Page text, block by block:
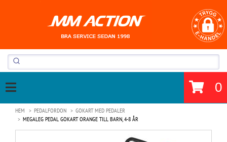
0
HEM PEDALFORDON
GOKART MED PEDALER
MEGALEG PEDAL GOKART ORANGE TILL BARN, 4-8 ÅR